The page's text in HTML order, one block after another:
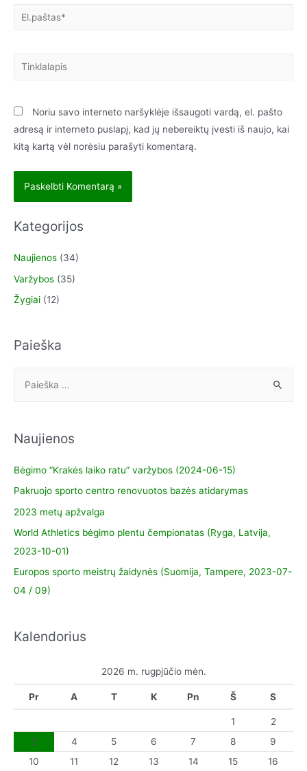
Noriu savo interneto naršyklėje išsaugoti vardą, el. pašto
adresą ir interneto puslapį, kad jų nebereiktų įvesti iš naujo, kai
kitą kartą vėl norėsiu parašyti komentarą.
Kategorijos
Naujienos (34)
Varžybos (35)
Žygiai (12)
Paieška
Naujienos
Bėgimo “Krakės laiko ratu” varžybos (2024-06-15)
Pakruojo sporto centro renovuotos bazės atidarymas
2023 metų apžvalga
World Athletics bėgimo plentu čempionatas (Ryga, Latvija,
2023-10-01)
Europos sporto meistrų žaidynės (Suomija, Tampere, 2023-07-
04 / 09)
Kalendorius
2026 m. rugpjūčio mėn.
Pr A T K Pn Š S
1
2
3
4 5 6 7 8
9
10
11 12 13 14 15 16